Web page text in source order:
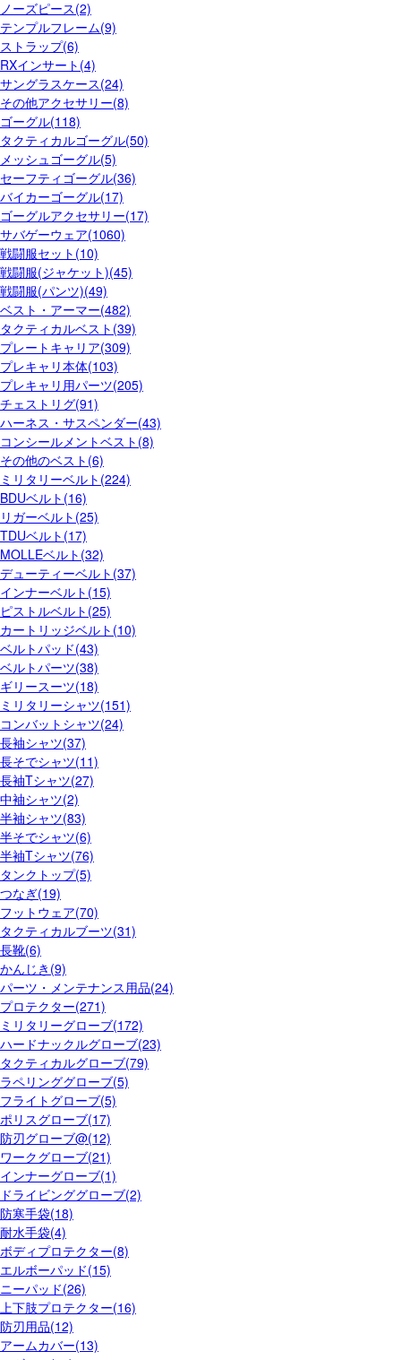
ノーズピース(2)
テンプルフレーム(9)
ストラップ(6)
RXインサート(4)
サングラスケース(24)
その他アクセサリー(8)
ゴーグル(118)
タクティカルゴーグル(50)
メッシュゴーグル(5)
セーフティゴーグル(36)
バイカーゴーグル(17)
ゴーグルアクセサリー(17)
サバゲーウェア(1060)
戦闘服セット(10)
戦闘服(ジャケット)(45)
戦闘服(パンツ)(49)
ベスト・アーマー(482)
タクティカルベスト(39)
プレートキャリア(309)
プレキャリ本体(103)
プレキャリ用パーツ(205)
チェストリグ(91)
ハーネス・サスペンダー(43)
コンシールメントベスト(8)
その他のベスト(6)
ミリタリーベルト(224)
BDUベルト(16)
リガーベルト(25)
TDUベルト(17)
MOLLEベルト(32)
デューティーベルト(37)
インナーベルト(15)
ピストルベルト(25)
カートリッジベルト(10)
ベルトパッド(43)
ベルトパーツ(38)
ギリースーツ(18)
ミリタリーシャツ(151)
コンバットシャツ(24)
長袖シャツ(37)
長そでシャツ(11)
長袖Tシャツ(27)
中袖シャツ(2)
半袖シャツ(83)
半そでシャツ(6)
半袖Tシャツ(76)
タンクトップ(5)
つなぎ(19)
フットウェア(70)
タクティカルブーツ(31)
長靴(6)
かんじき(9)
パーツ・メンテナンス用品(24)
プロテクター(271)
ミリタリーグローブ(172)
ハードナックルグローブ(23)
タクティカルグローブ(79)
ラペリンググローブ(5)
フライトグローブ(5)
ポリスグローブ(17)
防刃グローブ@(12)
ワークグローブ(21)
インナーグローブ(1)
ドライビンググローブ(2)
防寒手袋(18)
耐水手袋(4)
ボディプロテクター(8)
エルボーパッド(15)
ニーパッド(26)
上下肢プロテクター(16)
防刃用品(12)
アームカバー(13)